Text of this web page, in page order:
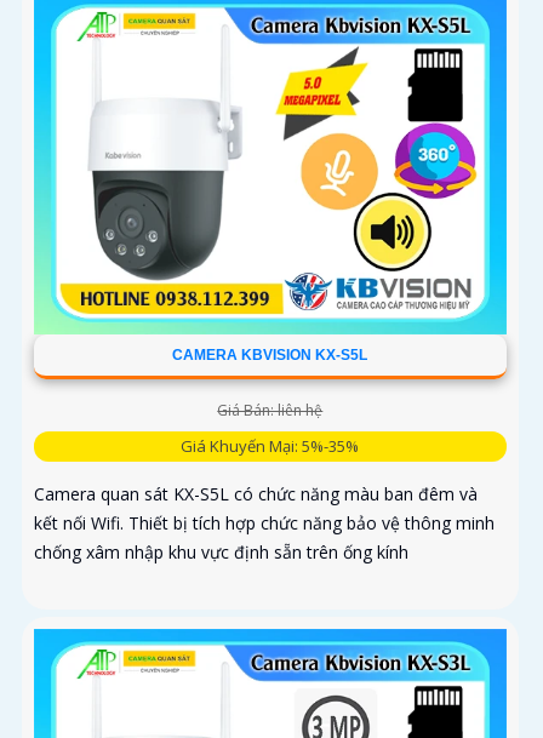
CAMERA KBVISION KX-S5L
Giá Bán: liên hệ
Giá Khuyến Mại: 5%-35%
Camera quan sát KX-S5L có chức năng màu ban đêm và
kết nối Wifi. Thiết bị tích hợp chức năng bảo vệ thông minh
chống xâm nhập khu vực định sẵn trên ống kính